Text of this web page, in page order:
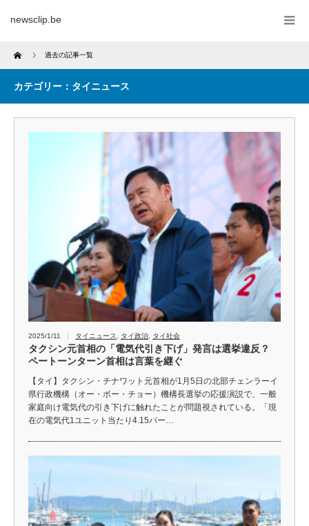
newsclip.be
Home 過去の記事一覧
カテゴリー：タイニュース
2025/1/11 タイニュース タイ政治 タイ社会
タクシン元首相の「電気代引き下げ」発言は選挙違反？
ペートーンターン首相は言葉を継ぐ
【タイ】タクシン・チナワット元首相が1月5日の北部チェンラーイ
県行政機構（オー・ボー・チョー）機構長選挙の応援演説で、一般
家庭向け電気代の引き下げに触れたことが問題視されている。「現
在の電気代1ユニット当たり4.15バー…